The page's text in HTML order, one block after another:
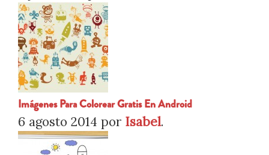
Imágenes Para Colorear Gratis En Android
6 agosto 2014 por Isabel.